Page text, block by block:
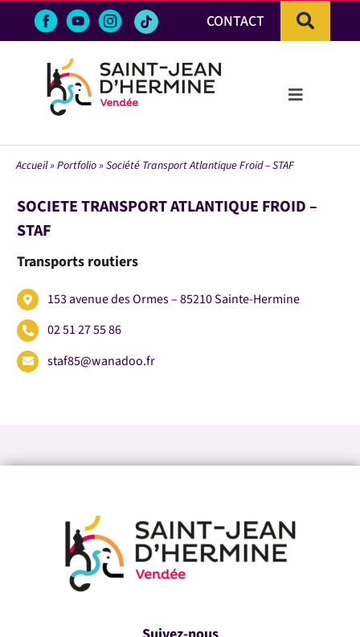
Passer
CONTACT
Toggle
ACTIVITÉS ET LOISIRS
Accueil»Portfolio»Société Transport Atlantique Froid – STAF
SOCIETE TRANSPORT ATLANTIQUE FROID –
STAF
Transports routiers
153 avenue des Ormes – 85210 Sainte-Hermine
02 51 27 55 86
staf85@wanadoo.fr